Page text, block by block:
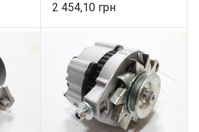
2 454,10